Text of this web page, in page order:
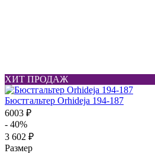
ХИТ ПРОДАЖ
Бюстгальтер Orhideja 194-187
6003 ₽
- 40%
3 602 ₽
Размер